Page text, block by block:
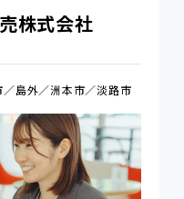
株式会社
島外 洲本市 淡路市